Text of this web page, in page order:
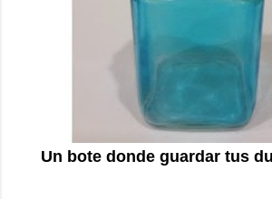
Un bote donde guardar tus